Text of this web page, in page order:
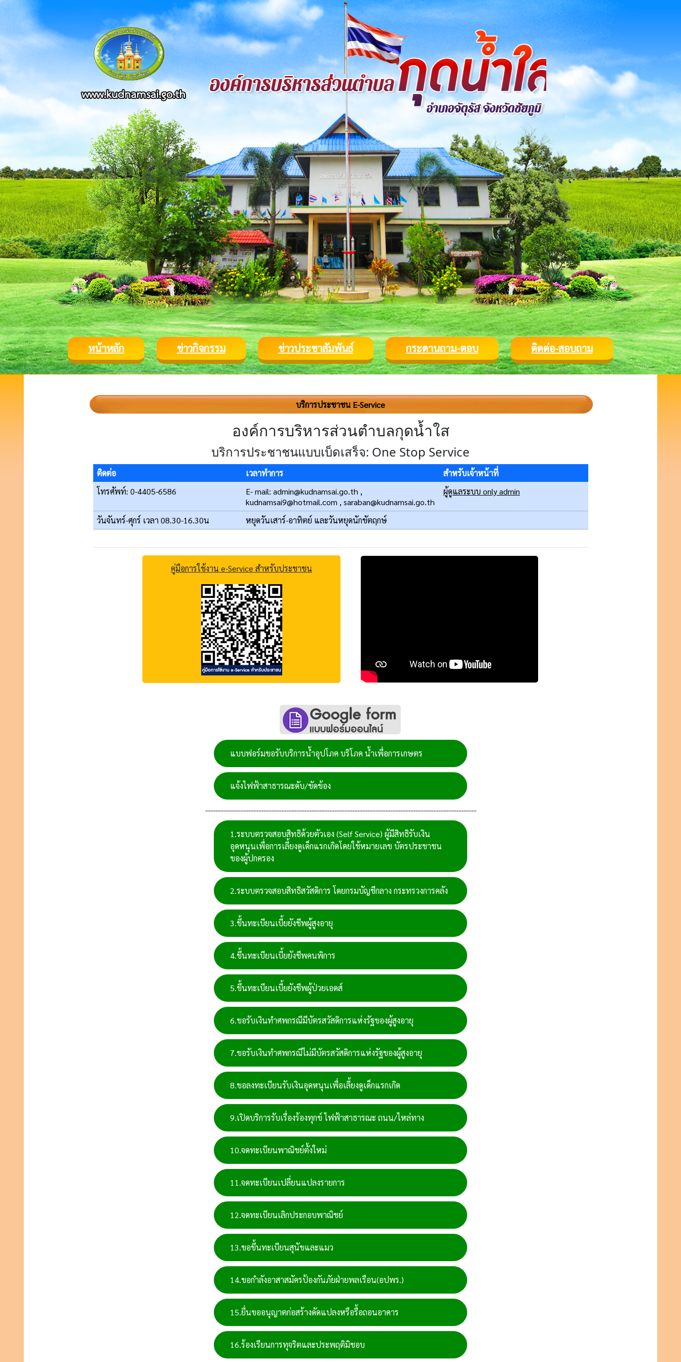
หน้าหลัก ข่าวกิจกรรม ข่าวประชาสัมพันธ์ กระดานถาม-ตอบ ติดต่อ-สอบถาม
บริการประชาชน E-Service
องค์การบริหารส่วนตำบลกุดน้ำใส
บริการประชาชนแบบเบ็ดเสร็จ: One Stop Service
ติดต่อ เวลาทำการ
สำหรับเจ้าหน้าที่
โทรศัพท์: 0-4405-6586
E- mail: admin@kudnamsai.go.th ,
kudnamsai9@hotmail.com , saraban@kudnamsai.go.th
ผู้ดูแลระบบ only admin
วันจันทร์-ศุกร์ เวลา 08.30-16.30น หยุดวันเสาร์-อาทิตย์ และวันหยุดนักขัตฤกษ์
คู่มือการใช้งาน e-Service สำหรับประชาชน
แบบฟอร์มขอรับบริการน้ำอุปโภค บริโภค น้ำเพื่อการเกษตร
แจ้งไฟฟ้าสาธารณะดับ/ขัดข้อง
-----------------------------------------------------------------------------------------------------------
1.ระบบตรวจสอบสิทธิด้วยตัวเอง (Self Service) ผู้มีสิทธิรับเงิน
อุดหนุนเพื่อการเลี้ยงดูเด็กแรกเกิดโดยใช้หมายเลข บัตรประชาชน
ของผู้ปกครอง
2.ระบบตรวจสอบสิทธิสวัสดิการ โดยกรมบัญชีกลาง กระทรวงการคลัง
3.ขึ้นทะเบียนเบี้ยยังชีพผู้สูงอายุ
4.ขึ้นทะเบียนเบี้ยยังชีพคนพิการ
5.ขึ้นทะเบียนเบี้ยยังชีพผู้ป่วยเอดส์
6.ขอรับเงินทำศพกรณีมีบัตรสวัสดิการแห่งรัฐของผู้สูงอายุ
7.ขอรับเงินทำศพกรณีไม่มีบัตรสวัสดิการแห่งรัฐของผู้สูงอายุ
8.ขอลงทะเบียนรับเงินอุดหนุนเพื่อเลี้ยงดูเด็กแรกเกิด
9.เปิดบริการรับเรื่องร้องทุกข์ ไฟฟ้าสาธารณะ ถนน/ไหล่ทาง
10.จดทะเบียนพาณิชย์ตั้งใหม่
11.จดทะเบียนเปลี่ยนแปลงรายการ
12.จดทะเบียนเลิกประกอบพาณิชย์
13.ขอขึ้นทะเบียนสุนัขและแมว
14.ขอกำลังอาสาสมัครป้องกันภัยฝ่ายพลเรือน(อปพร.)
15.ยื่นขออนุญาตก่อสร้างดัดแปลงหรือรื้อถอนอาคาร
16.ร้องเรียนการทุจริตและประพฤติมิชอบ